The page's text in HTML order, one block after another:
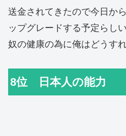
送金されてきたので今日か
ップグレードする予定らしい
奴の健康の為に俺はどうす
8位 日本人の能力